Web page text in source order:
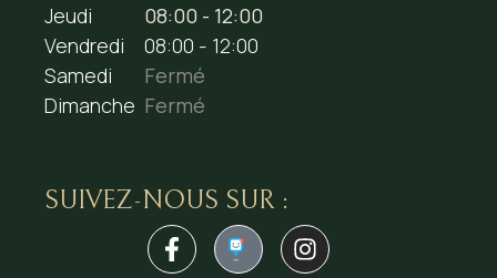
Jeudi
08:00 - 12:00
Vendredi
08:00 - 12:00
Samedi
Fermé
Dimanche Fermé
SUIVEZ-NOUS SUR :
1